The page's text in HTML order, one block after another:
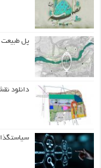
پل طبیعت
دانلود